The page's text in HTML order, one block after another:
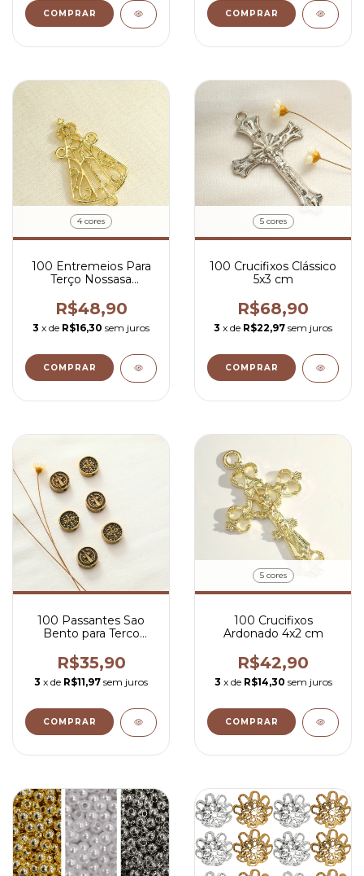
COMPRAR COMPRAR
4 cores
100 Entremeios Para
Terço Nossasa
4,3x2,2 cm
R$48,90
3 x de R$16,30 sem juros
COMPRAR
5 cores
100 Crucifixos Clássico
5x3 cm
R$68,90
3 x de R$22,97 sem juros
COMPRAR
100 Passantes Sao
Bento para Terco
1x1 cm
R$35,90
3 x de R$11,97 sem juros
5 cores
100 Crucifixos
Ardonado 4x2 cm
R$42,90
3 x de R$14,30 sem juros
COMPRAR